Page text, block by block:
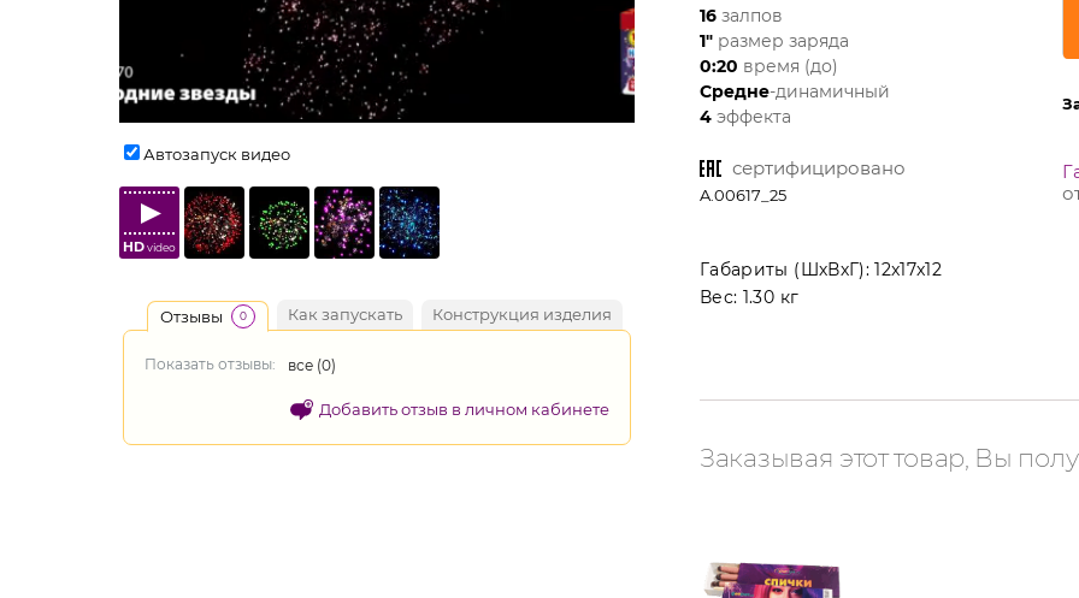
Автозапуск видео
HDvideo
Отзывы 0 Как запускать Конструкция изделия
Показать отзывы: все (0)
Добавить отзыв в личном кабинете
16 залпов
1" размер заряда
0:20 время (до)
Средне-динамичный
4 эффекта
сертифицировано
A.00617_25
Габариты (ШхВхГ):12x17x12
Вес: 1.30 кг
Заказывая этот товар, Вы